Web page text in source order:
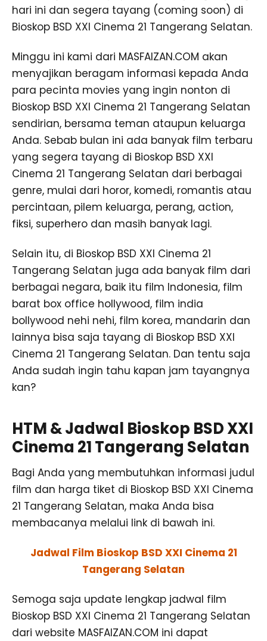
hari ini dan segera tayang (coming soon) di
Bioskop BSD XXI Cinema 21 Tangerang Selatan.
Minggu ini kami dari MASFAIZAN.COM akan
menyajikan beragam informasi kepada Anda
para pecinta movies yang ingin nonton di
Bioskop BSD XXI Cinema 21 Tangerang Selatan
sendirian, bersama teman ataupun keluarga
Anda. Sebab bulan ini ada banyak film terbaru
yang segera tayang di Bioskop BSD XXI
Cinema 21 Tangerang Selatan dari berbagai
genre, mulai dari horor, komedi, romantis atau
percintaan, pilem keluarga, perang, action,
fiksi, superhero dan masih banyak lagi.
Selain itu, di Bioskop BSD XXI Cinema 21
Tangerang Selatan juga ada banyak film dari
berbagai negara, baik itu film Indonesia, film
barat box office hollywood, film india
bollywood nehi nehi, film korea, mandarin dan
lainnya bisa saja tayang di Bioskop BSD XXI
Cinema 21 Tangerang Selatan. Dan tentu saja
Anda sudah ingin tahu kapan jam tayangnya
kan?
HTM & Jadwal Bioskop BSD XXI
Cinema 21 Tangerang Selatan
Bagi Anda yang membutuhkan informasi judul
film dan harga tiket di Bioskop BSD XXI Cinema
21 Tangerang Selatan, maka Anda bisa
membacanya melalui link di bawah ini.
Jadwal Film Bioskop BSD XXI Cinema 21
Tangerang Selatan
Semoga saja update lengkap jadwal film
Bioskop BSD XXI Cinema 21 Tangerang Selatan
dari website MASFAIZAN.COM ini dapat